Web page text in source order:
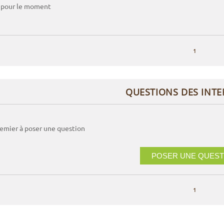
le moment
1
QUESTIONS DES
à poser une question
POSER UNE
1